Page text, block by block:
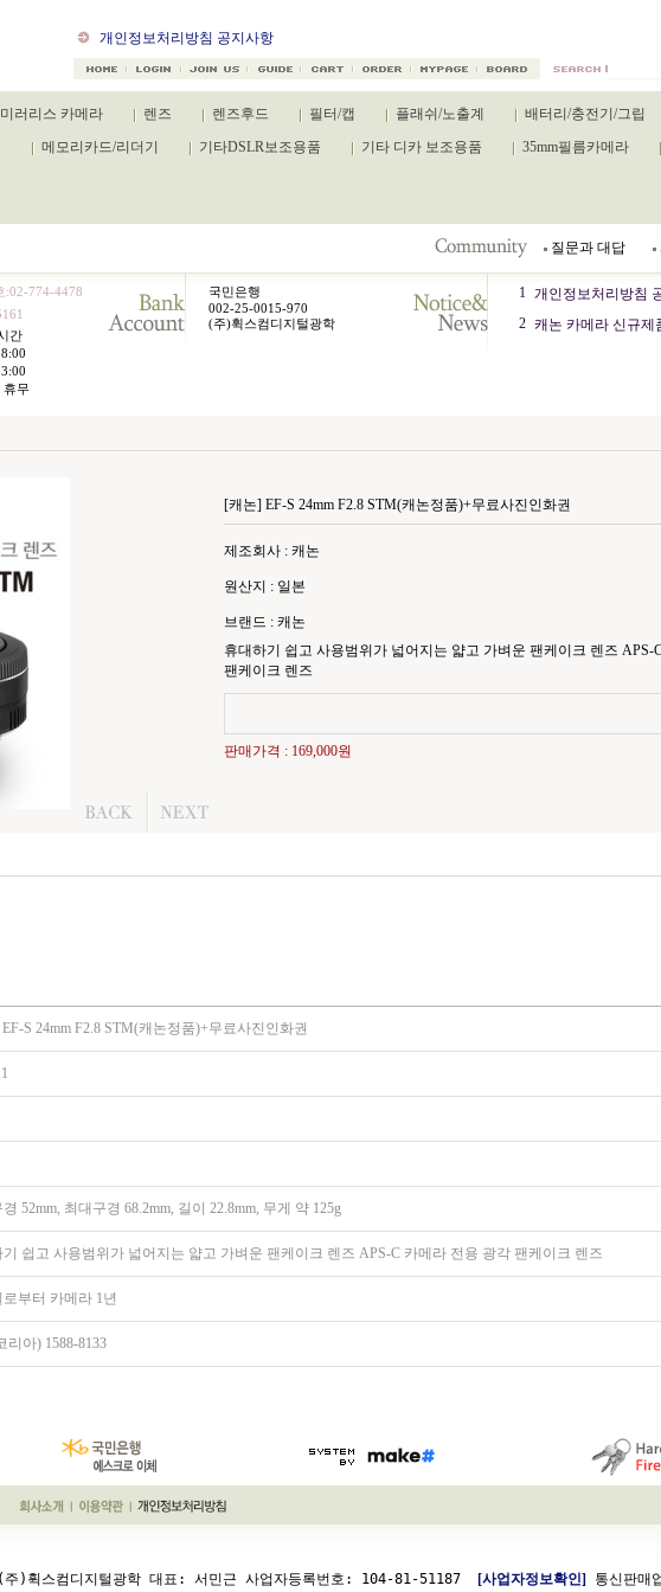
개인정보처리방침 공지사항
캐논 카메라 신규제품 출시
미러리스 카메라 렌즈 렌즈후드 필터/캡 플래쉬/노출계
배터리/충전기/그립
메모리카드/리더기 기타DSLR보조용품 기타 디카 보조용품 35mm필름카메라
질문과 대답
:02-774-4478
간
휴무
국민은행
002-25-0015-970
(주)휙스컴디지털광학
1 개인정보처리방침
2 캐논 카메라 신규제
[캐논] EF-S 24mm F2.8 STM(캐논정품)+무료사진인화권
제조회사 : 캐논
원산지 : 일본
브랜드 : 캐논
휴대하기 쉽고 사용범위가 넓어지는 얇고 가벼운 팬케이크 렌즈 APS-
팬케이크 렌즈
판매가격 : 169,000원
S 24mm F2.8 STM(캐논정품)+무료사진인화권
52mm, 최대구경 68.2mm, 길이 22.8mm, 무게 약 125g
기 쉽고 사용범위가 넓어지는 얇고 가벼운 팬케이크 렌즈 APS-C 카메라 전용 광각 팬케이크 렌즈
로부터 카메라 1년
리아) 1588-8133
)휙스컴디지털광학 대표: 서민근 사업자등록번호: 104-81-51187 [사업자정보확인]
통신판매